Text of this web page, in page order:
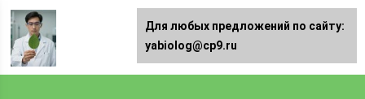
Для любых предложений по сайту:
yabiolog@cp9.ru